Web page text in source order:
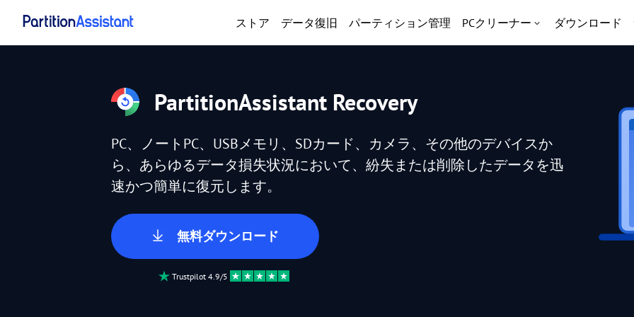
ストア データ復旧 パーティション管理 PCクリーナー ダウンロード
PartitionAssistant Recovery
PC、ノートPC、USBメモリ、SDカード、カメラ、その他のデバイスか
ら、あらゆるデータ損失状況において、紛失または削除したデータを迅
速かつ簡単に復元します。
無料ダウンロード
Trustpilot 4.9/5